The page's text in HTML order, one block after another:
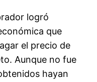
logró
que
el precio de
Aunque no fue
hayan